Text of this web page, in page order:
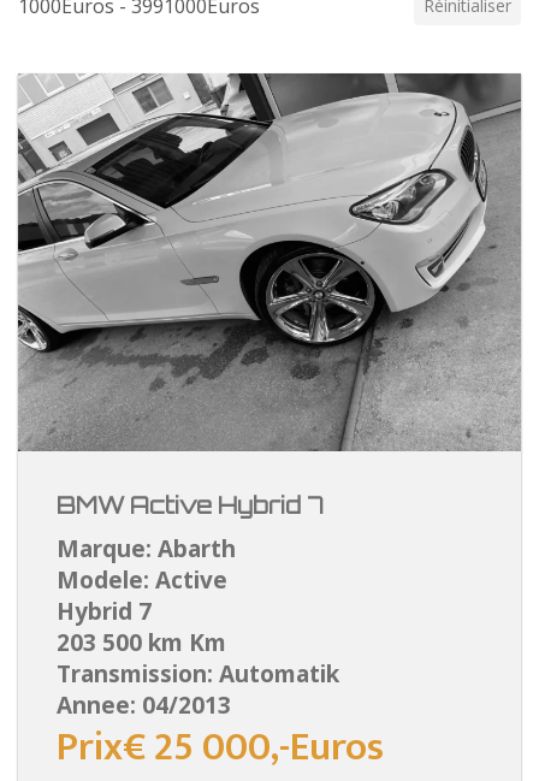
1000Euros - 3991000Euros Réinitialiser
BMW Active Hybrid 7
Marque: Abarth
Modele: Active
Hybrid 7
203 500 km Km
Transmission: Automatik
Annee: 04/2013
Prix€ 25 000,-Euros